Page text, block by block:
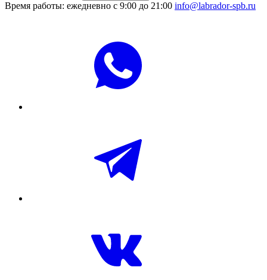
Время работы: ежедневно с 9:00 до 21:00 info@labrador-spb.ru